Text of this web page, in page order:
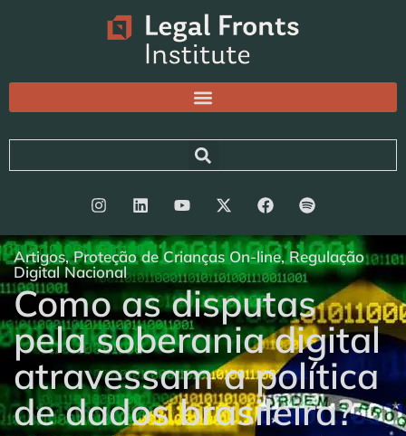
Artigos,Proteção de Crianças On-line,Regulação
Digital Nacional
Como as disputas
pela soberania digital
atravessam a política
de dados brasileira?